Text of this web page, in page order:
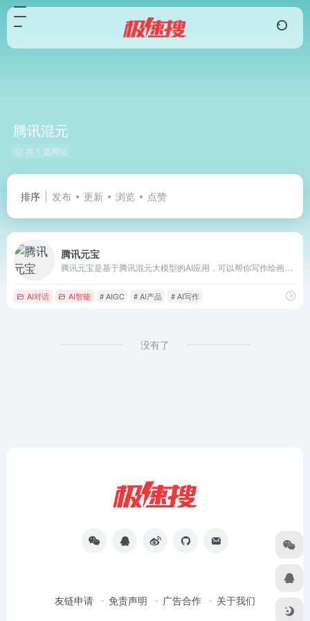
腾讯混元
共 1 篇网址
排序 发布 更新 浏览 点赞
腾讯元宝
AI对话 AI智能 # AIGC # AI产品 # AI写作
没有了
友链申请 免责声明 广告合作 关于我们